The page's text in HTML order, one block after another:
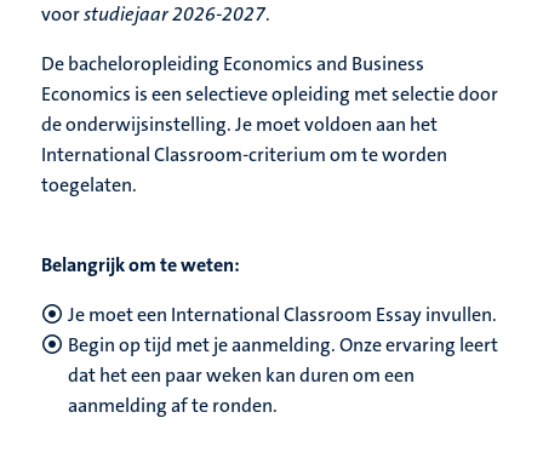
voorstudiejaar 2026-2027.
De bacheloropleiding Economics and Business
Economics is een selectieve opleiding met selectie door
de onderwijsinstelling. Je moet voldoen aan het
International Classroom-criterium om te worden
toegelaten.
Belangrijk om te weten:
Jemoet een International Classroom Essay invullen.
Begin op tijd met je aanmelding. Onze ervaring leert
dat het een paar weken kan duren om een
aanmelding af te ronden.